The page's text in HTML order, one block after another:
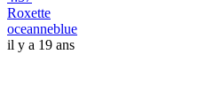
Roxette
oceanneblue
il y a 19 ans